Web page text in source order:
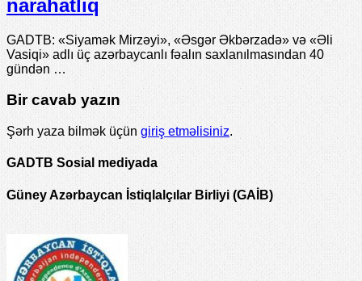
narahatlıq
GADTB: «Siyamək Mirzəyi», «Əsgər Əkbərzadə» və «Əli
Vasiqi» adlı üç azərbaycanlı fəalın saxlanılmasından 40
gündən …
Bir cavab yazın
Şərh yaza bilmək üçün giriş etməlisiniz.
GADTB Sosial mediyada
Güney Azərbaycan İstiqlalçılar Birliyi (GAİB)